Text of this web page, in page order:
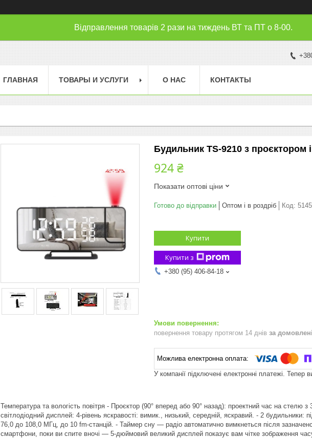
Відправлення товарів 2 рази на тиждень ВТ та ПТ о 8-00.
ГЛАВНАЯ ТОВАРЫ И УСЛУГИ О НАС КОНТАКТЫ
Будильник TS-9210 з проєктором
924 ₴
Показати оптові ціни
Готово до відправки Оптом і в роздріб Код: 5145
Купити
Купити з
+380 (95) 406-84-18
повернення товару протягом 14 днів за
У компанії підключені електронні платежі.
Температура та вологість повітря - Проєктор (90° вперед або 90° назад): проектний час на стелю
світлодіодний дисплей: 4-рівень яскравості: вимик., низький, середній, яскравий. - 2 будильники:
76,0 до 108,0 МГц, до 10 fm-станцій. - Таймер сну — радіо автоматично вимкнеться після
смартфони, поки ви спите вночі — 5-дюймовий великий дисплей показує вам чітке зображення